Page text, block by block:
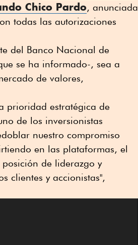
Chico Pardo, anunciada
todas las autorizaciones
del Banco Nacional de
se ha informado-, sea a
de valores,
prioridad estratégica de
de los inversionistas
nuestro compromiso
en las plataformas, el
de liderazgo y
clientes y accionistas",